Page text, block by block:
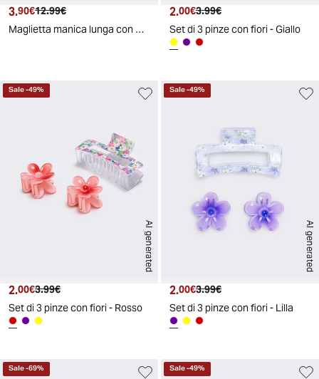
Prezzo attuale
3.90€ Prezzo originale
12.99€
Maglietta manica lunga con applicazione da bambina - Bianco latte
Prezzo attuale
2.00€ Prezzo originale
3.99€
Set di 3 pinze con fiori - Giallo
AI generated
Sale-49%
Prezzo attuale
2.00€ Prezzo originale
3.99€
Set di 3 pinze con fiori - Rosso
AI generated
Sale-49%
Prezzo attuale
2.00€ Prezzo originale
3.99€
Set di 3 pinze con fiori - Lilla
Sale-69% Sale-49%